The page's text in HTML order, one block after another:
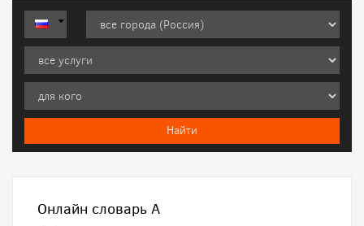
Онлайн словарь A